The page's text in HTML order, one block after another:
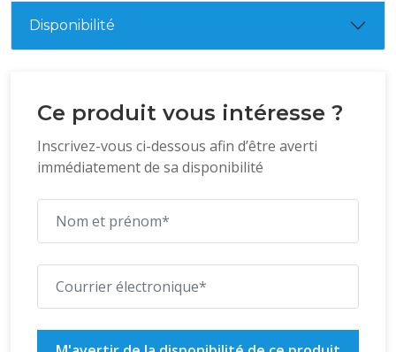
Disponibilité
Ce produit vous intéresse ?
Inscrivez-vous ci-dessous afin d’être averti
immédiatement de sa disponibilité